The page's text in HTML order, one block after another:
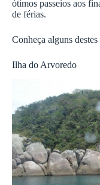
ótimos passeios aos
de férias.
Conheça alguns
Ilha do Arvoredo